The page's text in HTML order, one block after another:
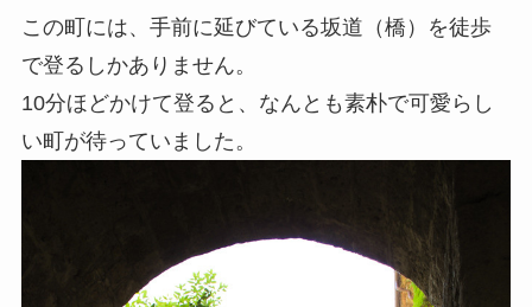
この町には、手前に延びている坂道（橋）を徒歩
で登るしかありません。
10分ほどかけて登ると、なんとも素朴で可愛らし
い町が待っていました。